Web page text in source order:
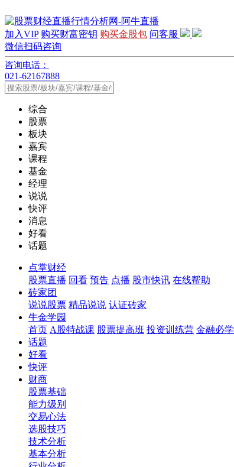
加入VIP 购买财富密钥 购买金股包 问客服
微信扫码咨询
咨询电话：
021-62167888
综合
股票
板块
嘉宾
课程
基金
经理
说说
快评
消息
好看
话题
点掌财经
股票直播 回看 预告 点播 股市快讯 在线帮助
砖家团
说说股票 精品说说 认证砖家
牛金学园
首页 A股特战课 股票提高班 投资训练营 金融必学
话题
好看
快评
财商
股票基础
能力级别
交易心法
选股技巧
技术分析
基本分析